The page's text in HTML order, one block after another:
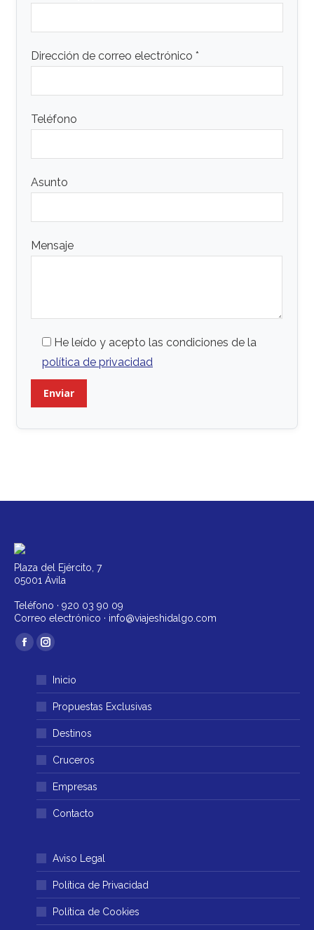
Dirección de correo electrónico *
Teléfono
Asunto
Mensaje
He leído y acepto las condiciones de la
política de privacidad
Plaza del Ejército, 7
05001 Ávila
Teléfono · 920 03 90 09
Correo electrónico · info@viajeshidalgo.com
Encuéntranos en:
Facebook
abre
una
ventana
Instagram
se
abre
en
una
ventana
Inicio
Propuestas Exclusivas
Destinos
Cruceros
Empresas
Contacto
Aviso Legal
Política de Privacidad
Política de Cookies